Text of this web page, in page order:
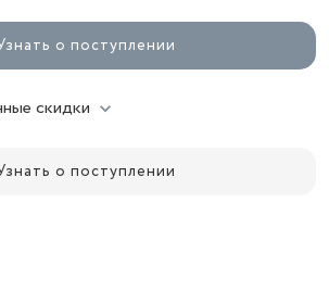
о поступлении
скидки
о поступлении